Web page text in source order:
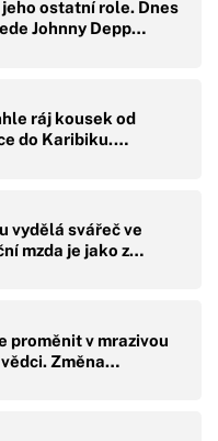
ostatní role. Dnes
Johnny Depp…
ráj kousek od
do Karibiku.…
vydělá svářeč ve
mzda je jako z…
proměnit v mrazivou
Změna…